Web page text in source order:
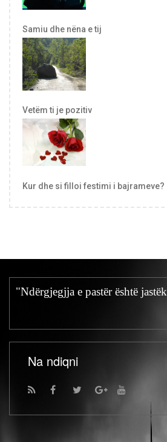
Samiu dhe nëna e tij
Vetëm ti je pozitiv
Kur dhe si filloi festimi i bajrameve?
"Ndërgjegjja e pastër është
Na ndiqni